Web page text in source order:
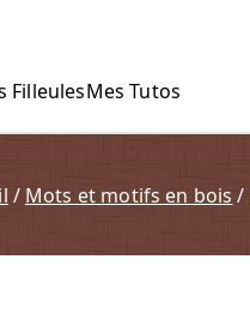
FilleulesMes Tutos
Mots et motifs en bois